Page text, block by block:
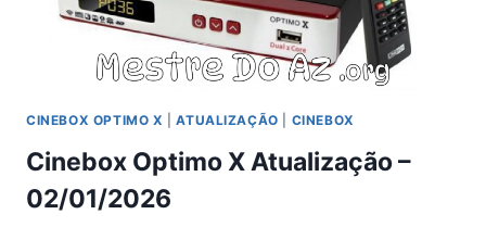
CINEBOX OPTIMO X |ATUALIZAÇÃO CINEBOX
Cinebox Optimo X Atualização –
02/01/2026